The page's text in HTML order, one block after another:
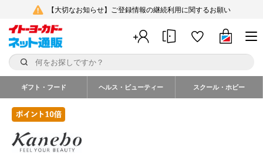
【大切なお知らせ】ご登録情報の継続利用に関するお願い
ギフト・フード ヘルス・ビューティー スクール・ホビー